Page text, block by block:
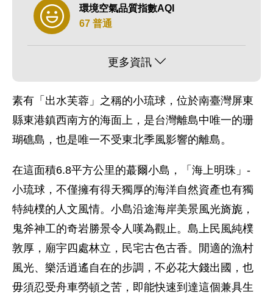
環境空氣品質指數AQI
67 普通
更多資訊
素有「出水芙蓉」之稱的小琉球，位於南臺灣屏東
縣東港鎮西南方的海面上，是台灣離島中唯一的珊
瑚礁島，也是唯一不受東北季風影響的離島。
在這面積6.8平方公里的蕞爾小島，「海上明珠」-
小琉球，不僅擁有得天獨厚的海洋自然資產也有獨
特純樸的人文風情。小島沿途海岸美景風光旖旎，
鬼斧神工的奇岩勝景令人嘆為觀止。島上民風純樸
敦厚，廟宇四處林立，民宅古色古香。閒適的漁村
風光、樂活逍遙自在的步調，不必花大錢出國，也
毋須忍受舟車勞頓之苦，即能快速到達這個兼具生